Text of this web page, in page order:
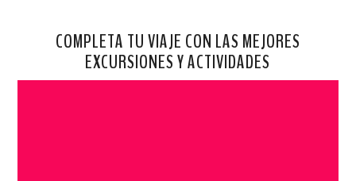
COMPLETA TU VIAJE CON LAS MEJORES
EXCURSIONES Y ACTIVIDADES